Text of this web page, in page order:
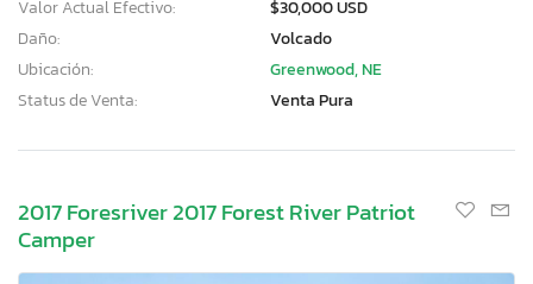
Valor Actual Efectivo:
$30,000 USD
Daño:
Volcado
Ubicación:
Greenwood, NE
Status de Venta:
Venta Pura
2017 Foresriver 2017 Forest River Patriot
Camper